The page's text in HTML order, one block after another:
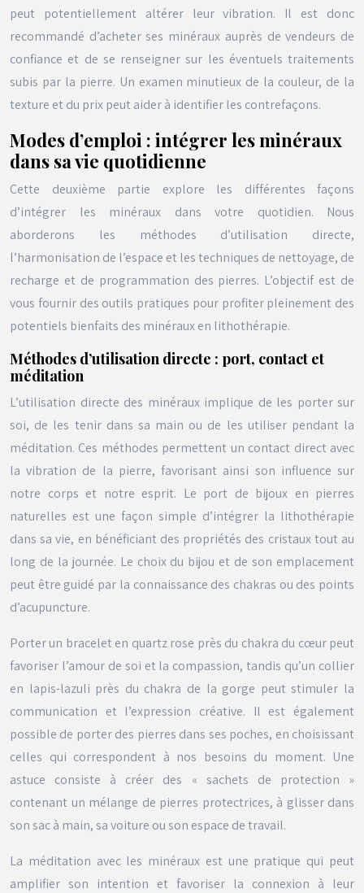
peut potentiellement altérer leur vibration. Il est donc
recommandé d’acheter ses minéraux auprès de vendeurs de
confiance et de se renseigner sur les éventuels traitements
subis par la pierre. Un examen minutieux de la couleur, de la
texture et du prix peut aider à identifier les contrefaçons.
Modes d’emploi : intégrer les minéraux
dans sa vie quotidienne
Cette deuxième partie explore les différentes façons
d’intégrer les minéraux dans votre quotidien. Nous
aborderons les méthodes d’utilisation directe,
l’harmonisation de l’espace et les techniques de nettoyage, de
recharge et de programmation des pierres. L’objectif est de
vous fournir des outils pratiques pour profiter pleinement des
potentiels bienfaits des minéraux en lithothérapie.
Méthodes d’utilisation directe : port, contact et
méditation
L’utilisation directe des minéraux implique de les porter sur
soi, de les tenir dans sa main ou de les utiliser pendant la
méditation. Ces méthodes permettent un contact direct avec
la vibration de la pierre, favorisant ainsi son influence sur
notre corps et notre esprit. Le port de bijoux en pierres
naturelles est une façon simple d’intégrer la lithothérapie
dans sa vie, en bénéficiant des propriétés des cristaux tout au
long de la journée. Le choix du bijou et de son emplacement
peut être guidé par la connaissance des chakras ou des points
d’acupuncture.
Porter un bracelet en quartz rose près du chakra du cœur peut
favoriser l’amour de soi et la compassion, tandis qu’un collier
en lapis-lazuli près du chakra de la gorge peut stimuler la
communication et l’expression créative. Il est également
possible de porter des pierres dans ses poches, en choisissant
celles qui correspondent à nos besoins du moment. Une
astuce consiste à créer des « sachets de protection »
contenant un mélange de pierres protectrices, à glisser dans
son sac à main, sa voiture ou son espace de travail.
La méditation avec les minéraux est une pratique qui peut
amplifier son intention et favoriser la connexion à leur